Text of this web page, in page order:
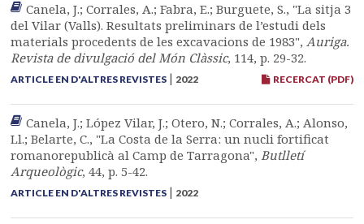
Canela, J.; Corrales, A.; Fabra, E.; Burguete, S., "La sitja 3
del Vilar (Valls). Resultats preliminars de l’estudi dels
materials procedents de les excavacions de 1983",Auriga.
Revista de divulgació del Món Clàssic, 114, p. 29-32.
RECERCAT (PDF)
ARTICLE EN D'ALTRES REVISTES | 2022
Canela, J.; López Vilar, J.; Otero, N.; Corrales, A.; Alonso,
Ll.; Belarte, C., "La Costa de la Serra: un nucli fortificat
romanorepublicà al Camp de Tarragona",Butlletí
Arqueològic, 44, p. 5-42.
ARTICLE EN D'ALTRES REVISTES | 2022